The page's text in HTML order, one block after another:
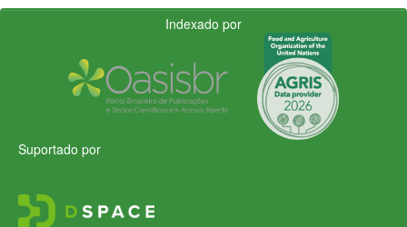
Indexado por
Suportado por